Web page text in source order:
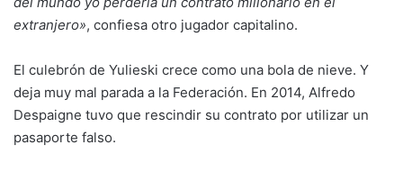
extranjero», confiesa otro jugador capitalino.
El culebrón de Yulieski crece como una bola de nieve. Y
deja muy mal parada a la Federación. En 2014, Alfredo
Despaigne tuvo que rescindir su contrato por utilizar un
pasaporte falso.